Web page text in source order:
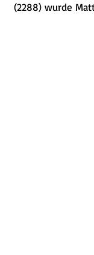
(2288) wurde